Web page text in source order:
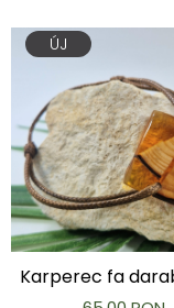
Nyaklánc / Medál
Fülbevaló
Ékszer szett
Kitűző
Acél ékszerek
Nyaklánc / Medál
Fülbevaló
Ékszer szett
Gyűrű
ÚJ
Karperec fa